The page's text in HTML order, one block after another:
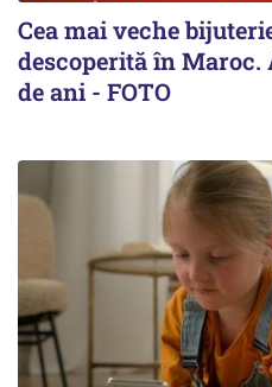
Cea mai veche
descoperită în Maroc.
de ani - FOTO